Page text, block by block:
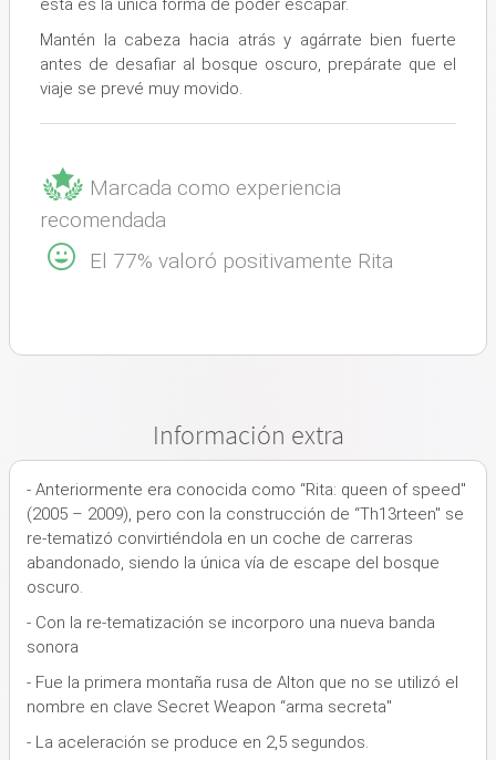
esta es la única forma de poder escapar.
Mantén la cabeza hacia atrás y agárrate bien fuerte
antes de desafiar al bosque oscuro, prepárate que el
viaje se prevé muy movido.
Marcada como experiencia
recomendada
El 77% valoró positivamente Rita
Información extra
- Anteriormente era conocida como “Rita: queen of speed"
(2005 – 2009), pero con la construcción de “Th13rteen" se
re-tematizó convirtiéndola en un coche de carreras
abandonado, siendo la única vía de escape del bosque
oscuro.
- Con la re-tematización se incorporo una nueva banda
sonora
- Fue la primera montaña rusa de Alton que no se utilizó el
nombre en clave Secret Weapon “arma secreta"
- La aceleración se produce en 2,5 segundos.